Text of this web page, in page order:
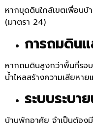
หากขุดดินใกล้เขตเพื่อน
(มาตรา 24)
การถมดินแ
หากถมดินสูงกว่าพื้นที่รอบ
น้ำไหลสร้างความเสียหา
ระบบระบา
บ้านพักอาศัย จำเป็นต้องมี